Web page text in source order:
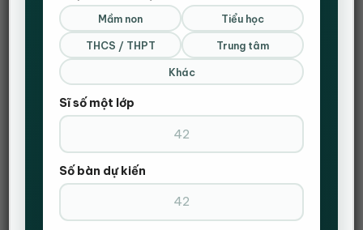
ĐẶT HÀNG NHANH
Gọi Điện Xác Nhận Và Giao Hàng Tận Nơi
Mầm non Tiểu học
THCS / THPT Trung tâm
Khác
Sĩ số một lớp
Số bàn dự kiến